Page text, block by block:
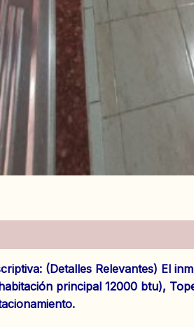
(Detalles Relevantes) El
principal 12000 btu),